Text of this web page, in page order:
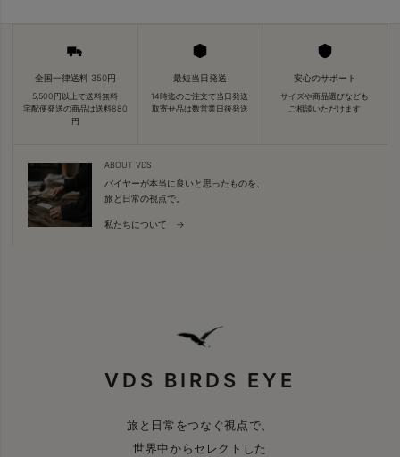
全国一律送料 350円
5,500円以上で送料無料
宅配便発送の商品は送料880
円
最短当日発送
14時迄のご注文で当日発送
取寄せ品は数営業日後発送
安心のサポート
サイズや商品選びなども
ご相談いただけます
ABOUT VDS
バイヤーが本当に良いと思ったものを、
旅と日常の視点で。
私たちについて →
VDS BIRDS EYE
旅と日常をつなぐ視点で、
世界中からセレクトした